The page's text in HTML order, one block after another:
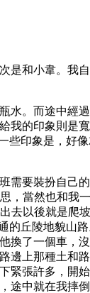
和小韋。我
水。而途中經
的印象則是
些印象是，好
要裝扮自己
，當然也和我
去以後就是爬
丘陵地貌山
了一個車，
邊上那種土和
張許多，開
中就在我摔